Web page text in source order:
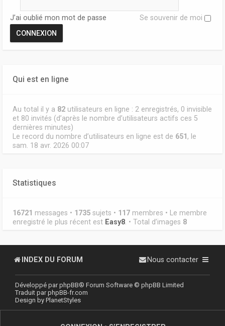
J’ai oublié mon mot de passe Se souvenir de moi
Qui est en ligne
Au total il y a 82 utilisateurs en ligne : 2 enregistrés, 0 invisible
et 80 invités (d’après le nombre d’utilisateurs actifs ces 5
dernières minutes)
Le record du nombre d’utilisateurs en ligne est de 651 , le
sam. 18 avr. 2026 00:07
Statistiques
16721 messages • 1735 sujets • 117 membres • Le membre
enregistré le plus récent est Easy8 . • Total d’images 8
INDEX DU FORUM Nous contacter
Développé parphpBB® Forum Software © phpBB Limited
Traduit parphpBB-fr.com
Design by PlanetStyles